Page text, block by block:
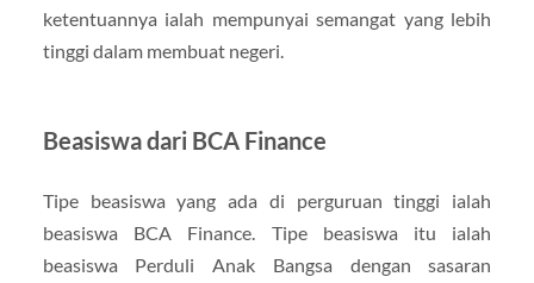
ketentuannya ialah mempunyai semangat yang lebih
tinggi dalam membuat negeri.
Beasiswa dari BCA Finance
Tipe beasiswa yang ada di perguruan tinggi ialah
beasiswa BCA Finance. Tipe beasiswa itu ialah
beasiswa Perduli Anak Bangsa dengan sasaran